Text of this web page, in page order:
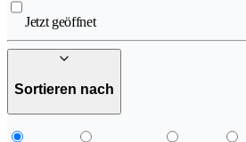
Jetzt geöffnet
Sortieren nach